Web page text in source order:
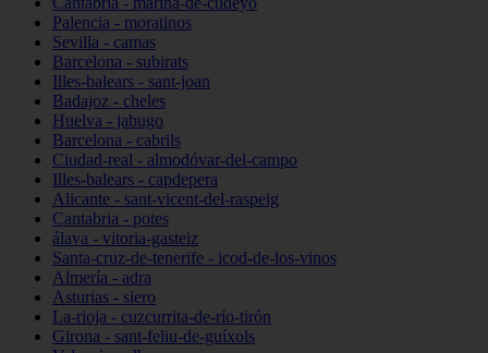
Palencia - moratinos
Sevilla - camas
Barcelona - subirats
Illes-balears - sant-joan
Badajoz - cheles
Huelva - jabugo
Barcelona - cabrils
Ciudad-real - almodóvar-del-campo
Illes-balears - capdepera
Alicante - sant-vicent-del-raspeig
Cantabria - potes
álava - vitoria-gasteiz
Santa-cruz-de-tenerife - icod-de-los-vinos
Almería - adra
Asturias - siero
La-rioja - cuzcurrita-de-río-tirón
Girona - sant-feliu-de-guíxols